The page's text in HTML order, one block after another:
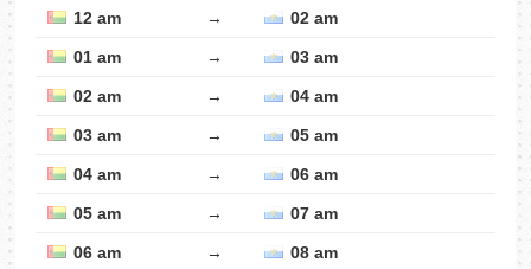
12 am → 02 am
01 am → 03 am
02 am → 04 am
03 am → 05 am
04 am → 06 am
05 am → 07 am
06 am → 08 am